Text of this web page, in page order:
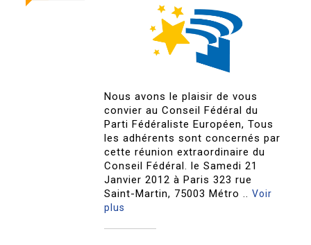
Nous avons le plaisir de vous
convier au Conseil Fédéral du
Parti Fédéraliste Européen, Tous
les adhérents sont concernés par
cette réunion extraordinaire du
Conseil Fédéral. le Samedi 21
Janvier 2012 à Paris 323 rue
Saint-Martin, 75003 Métro ..Voir
plus